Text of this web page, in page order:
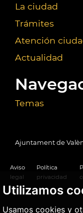
Utilizamos
Usamos cookies y
La ciudad
Trámites
Atención
Actualidad
Temas
Ajuntament de
Aviso
legal
Política
privacidad